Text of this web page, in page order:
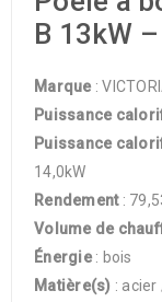
B 13kW
Marque :
Puissance
Puissance
14,0kW
Rendement :
Volume de
Énergie: bois
Matière(s) :